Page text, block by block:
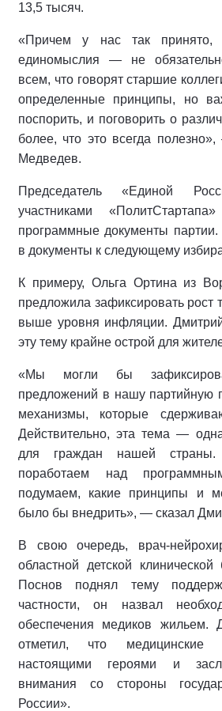
13,5 тысяч.
«Причем у нас так принято,
единомыслия — не
всем, что говорят старшие
определенные принципы, но
поспорить, и поговорить о
более, что это всегда
Медведев.
Председатель «Единой
участниками
программные документы партии.
в документы к следующему
К примеру, Ольга Ортина из
предложила зафиксировать
выше уровня инфляции.
эту тему крайне острой для
«Мы могли бы
предложений в нашу партийную
механизмы, которые
Действительно, эта тема —
для граждан нашей страны.
поработаем над
подумаем, какие принципы и
было бы внедрить», — сказал
В свою очередь, врач-
областной детской
Поснов поднял тему
частности, он назвал
обеспечения медиков жильем.
отметил, что медицинские
настоящими героями и
внимания со стороны
России».